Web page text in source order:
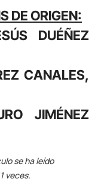
DE ORIGEN:
DUÉÑEZ
CANALES,
JIMÉNEZ
se ha leído
veces.